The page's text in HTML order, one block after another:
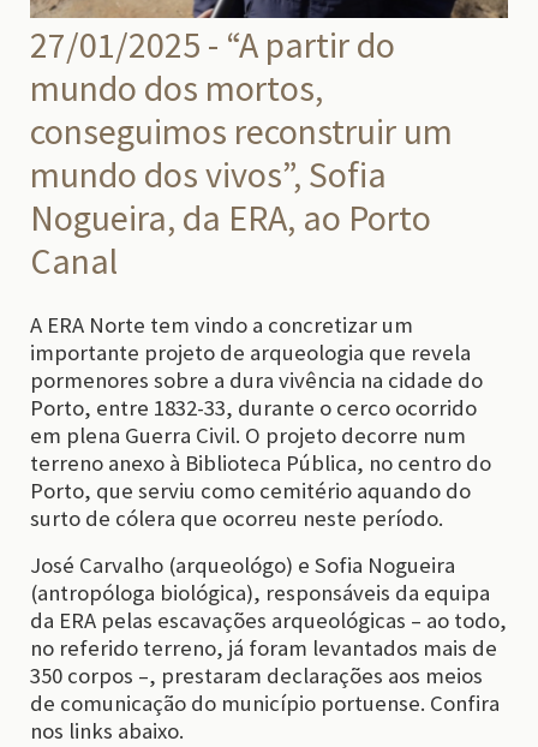
27/01/2025 - “A partir do
mundo dos mortos,
conseguimos reconstruir um
mundo dos vivos”, Sofia
Nogueira, da ERA, ao Porto
Canal
A ERA Norte tem vindo a concretizar um
importante projeto de arqueologia que revela
pormenores sobre a dura vivência na cidade do
Porto, entre 1832-33, durante o cerco ocorrido
em plena Guerra Civil. O projeto decorre num
terreno anexo à Biblioteca Pública, no centro do
Porto, que serviu como cemitério aquando do
surto de cólera que ocorreu neste período.
José Carvalho (arqueológo) e Sofia Nogueira
(antropóloga biológica), responsáveis da equipa
da ERA pelas escavações arqueológicas – ao todo,
no referido terreno, já foram levantados mais de
350 corpos –, prestaram declarações aos meios
de comunicação do município portuense. Confira
nos links abaixo.